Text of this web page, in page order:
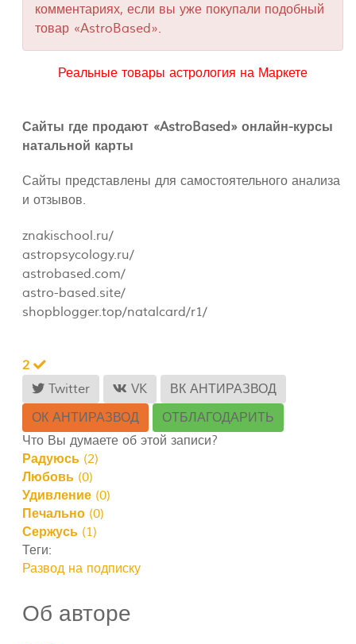
комментариях, если вы уже покупали подобный
товар «AstroBased».
Реальные товары астрология на Маркете
Сайты где продают «AstroBased» онлайн-курсы
натальной карты
Сайты представлены для самостоятельного анализа
и отзывов.
znakischool.ru/
astropsycology.ru/
astrobased.com/
astro-based.site/
shopblogger.top/natalcard/r1/
2
Twitter
VK
ВК АНТИРАЗВОД
ОК АНТИРАЗВОД
ОТБЛАГОДАРИТЬ
Что Вы думаете об этой записи?
Радуюсь (2)
Любовь (0)
Удивление (0)
Печально (0)
Сержусь (1)
Теги:
Развод на подписку
Об авторе